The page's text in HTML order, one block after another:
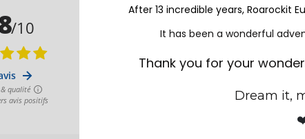
After 13 incredible years, Roarockit
Thank you for your
It has been a wonderful
Dream it,